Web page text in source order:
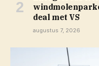
deal met VS
augustus 7, 2026